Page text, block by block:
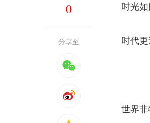
0
分享至
时光
时代
世界